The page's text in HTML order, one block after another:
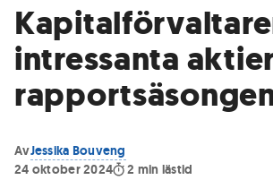
intressanta
AvJessika Bouveng
24 oktober 2024
2 min lästid